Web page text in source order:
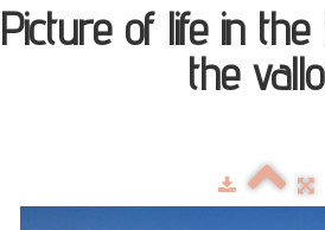
Boutique▼
Accueil
Picture of life in
the